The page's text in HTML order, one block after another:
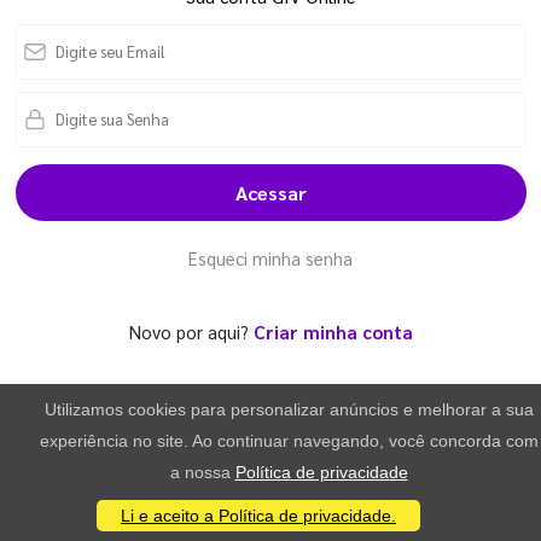
Acessar
Esqueci minha senha
Novo por aqui? Criar minha conta
Utilizamos cookies para personalizar anúncios e melhorar a sua
experiência no site. Ao continuar navegando, você concorda com
a nossa Política de privacidade
Li e aceito a Política de privacidade.